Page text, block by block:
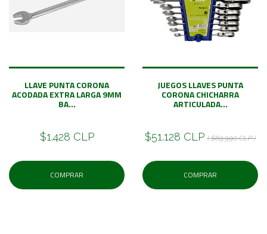
LLAVE PUNTA CORONA
ACODADA EXTRA LARGA 9MM
BA...
$1.428 CLP
COMPRAR
JUEGOS LLAVES PUNTA
CORONA CHICHARRA
ARTICULADA...
$51.128 CLP ( $69.990 CLP )
COMPRAR